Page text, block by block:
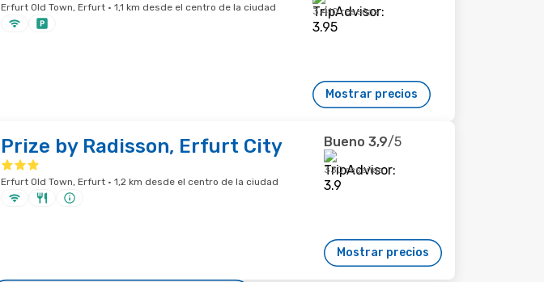
Erfurt Old Town, Erfurt · 1,1 km desde el centro de la ciudad 3.410 reseñas
Mostrar precios
Prize by Radisson, Erfurt City
Erfurt Old Town, Erfurt · 1,2 km desde el centro de la ciudad
Bueno 3,9/5
330 reseñas
Mostrar precios